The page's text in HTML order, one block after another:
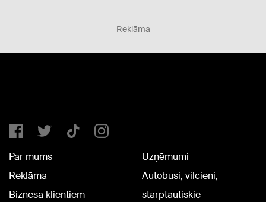
Reklāma
Par mums
Reklāma
Biznesa klientiem
Uzņēmumi
Autobusi, vilcieni,
starptautiskie